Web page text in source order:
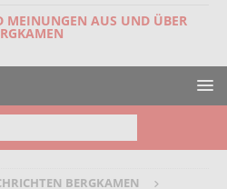
AUS UND ÜBER
BERGKAMEN